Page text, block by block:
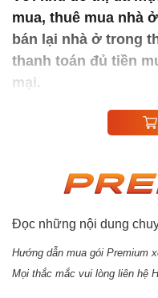
mua, thuê mua nhà
bán lại nhà ở trong
thanh toán đủ tiền
mại.
Đọc những nội dung
Hướng dẫn mua gói Premium
Mọi thắc mắc vui lòng liên hệ